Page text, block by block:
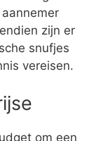
zijn er
snufjes
vereisen.
om een